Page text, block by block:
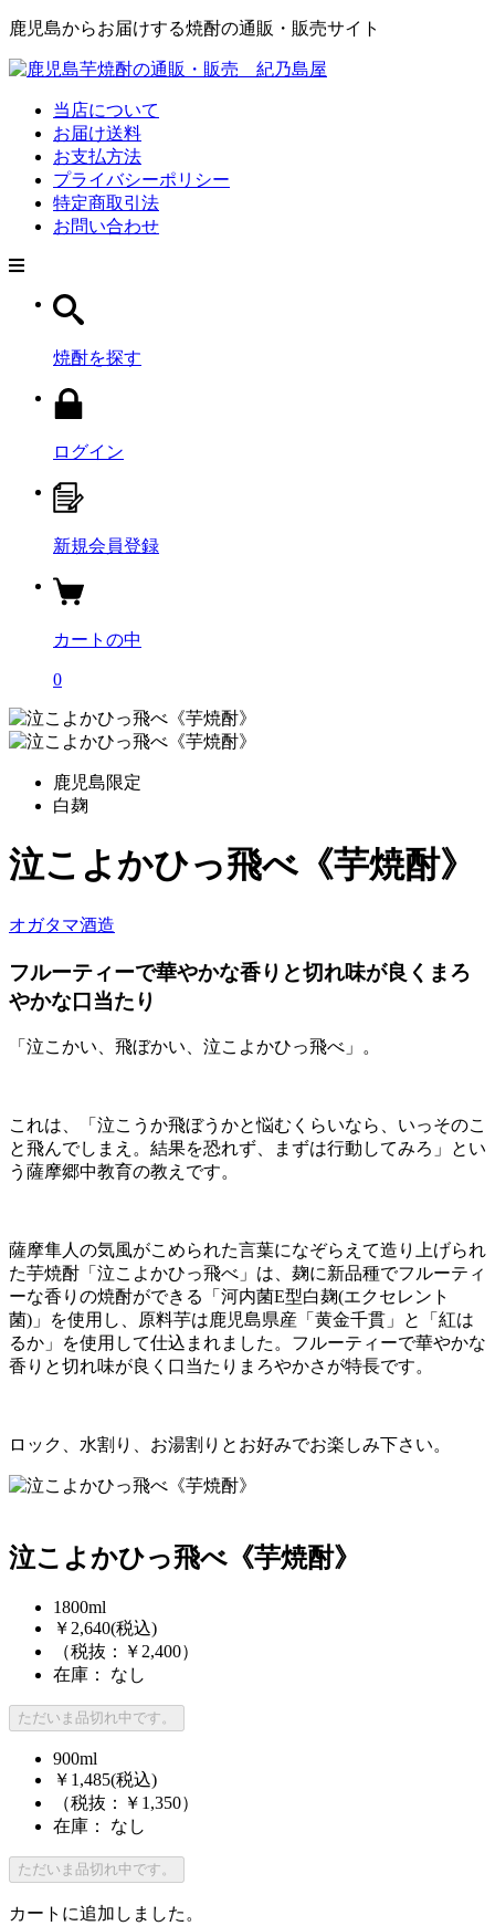
鹿児島からお届けする焼酎の通販・販売サイト
当店について
お届け送料
お支払方法
プライバシーポリシー
特定商取引法
お問い合わせ
焼酎を探す
ログイン
新規会員登録
カートの中
0
鹿児島限定
白麹
泣こよかひっ飛べ《芋焼酎》
オガタマ酒造
フルーティーで華やかな香りと切れ味が良くまろ
やかな口当たり
「泣こかい、飛ぼかい、泣こよかひっ飛べ」。
これは、「泣こうか飛ぼうかと悩むくらいなら、いっそのこ
と飛んでしまえ。結果を恐れず、まずは行動してみろ」とい
う薩摩郷中教育の教えです。
薩摩隼人の気風がこめられた言葉になぞらえて造り上げられ
た芋焼酎「泣こよかひっ飛べ」は、麹に新品種でフルーティ
ーな香りの焼酎ができる「河内菌E型白麹(エクセレント
菌)」を使用し、原料芋は鹿児島県産「黄金千貫」と「紅は
るか」を使用して仕込まれました。フルーティーで華やかな
香りと切れ味が良く口当たりまろやかさが特長です。
ロック、水割り、お湯割りとお好みでお楽しみ下さい。
泣こよかひっ飛べ《芋焼酎》
1800ml
￥2,640(税込)
（税抜：￥2,400）
在庫： なし
ただいま品切れ中です。
900ml
￥1,485(税込)
（税抜：￥1,350）
在庫： なし
ただいま品切れ中です。
カートに追加しました。